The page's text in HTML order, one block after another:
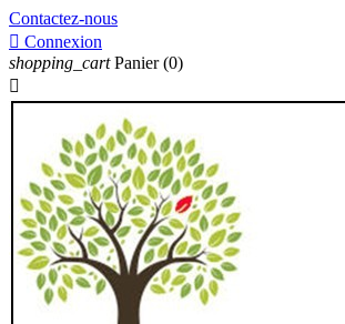
Contactez-nous
 Connexion
shopping_cart Panier (0)
